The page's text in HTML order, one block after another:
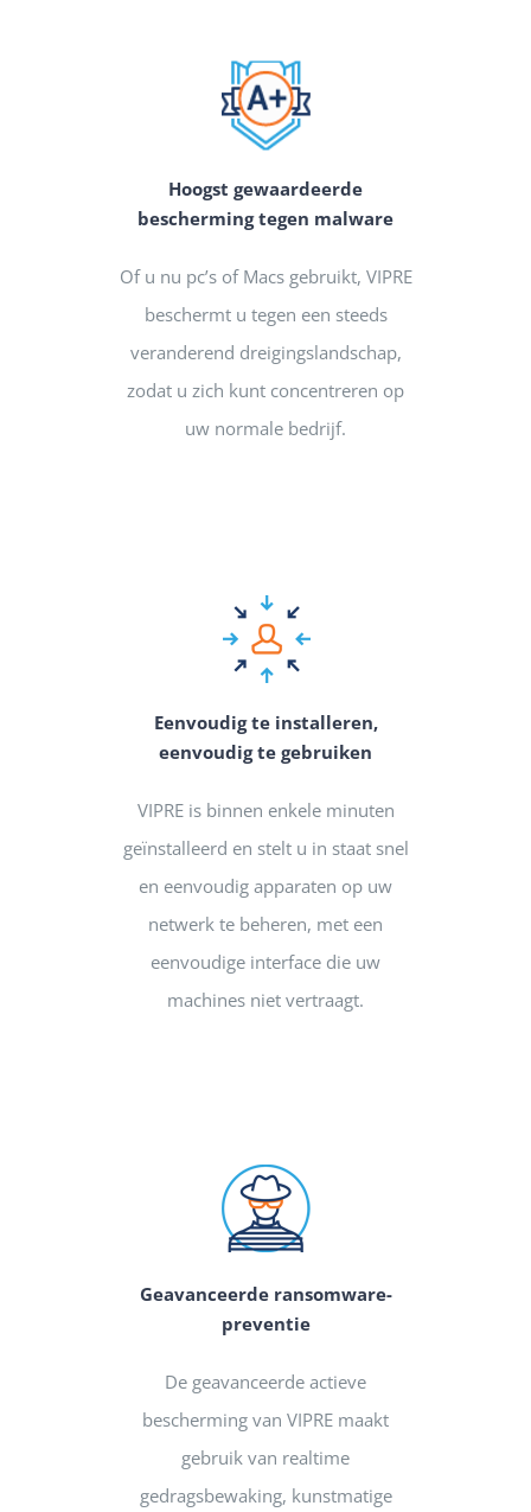
Hoogst gewaardeerde
bescherming tegen malware
Of u nu pc’s of Macs gebruikt, VIPRE
beschermt u tegen een steeds
veranderend dreigingslandschap,
zodat u zich kunt concentreren op
uw normale bedrijf.
Eenvoudig te installeren,
eenvoudig te gebruiken
VIPRE is binnen enkele minuten
geïnstalleerd en stelt u in staat snel
en eenvoudig apparaten op uw
netwerk te beheren, met een
eenvoudige interface die uw
machines niet vertraagt.
Geavanceerde ransomware-
preventie
De geavanceerde actieve
bescherming van VIPRE maakt
gebruik van realtime
gedragsbewaking, kunstmatige